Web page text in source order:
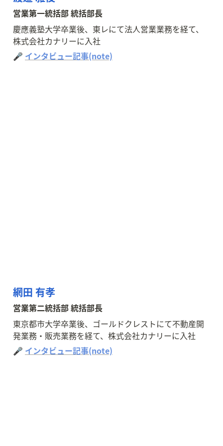
営業第一統括部 統括部長
慶應義塾大学卒業後、東レにて法人営業業務を経て、
株式会社カナリーに入社
🎤 インタビュー記事(note)
網田 有孝
営業第二統括部 統括部長
東京都市大学卒業後、ゴールドクレストにて不動産開
発業務・販売業務を経て、株式会社カナリーに入社
🎤 インタビュー記事(note)